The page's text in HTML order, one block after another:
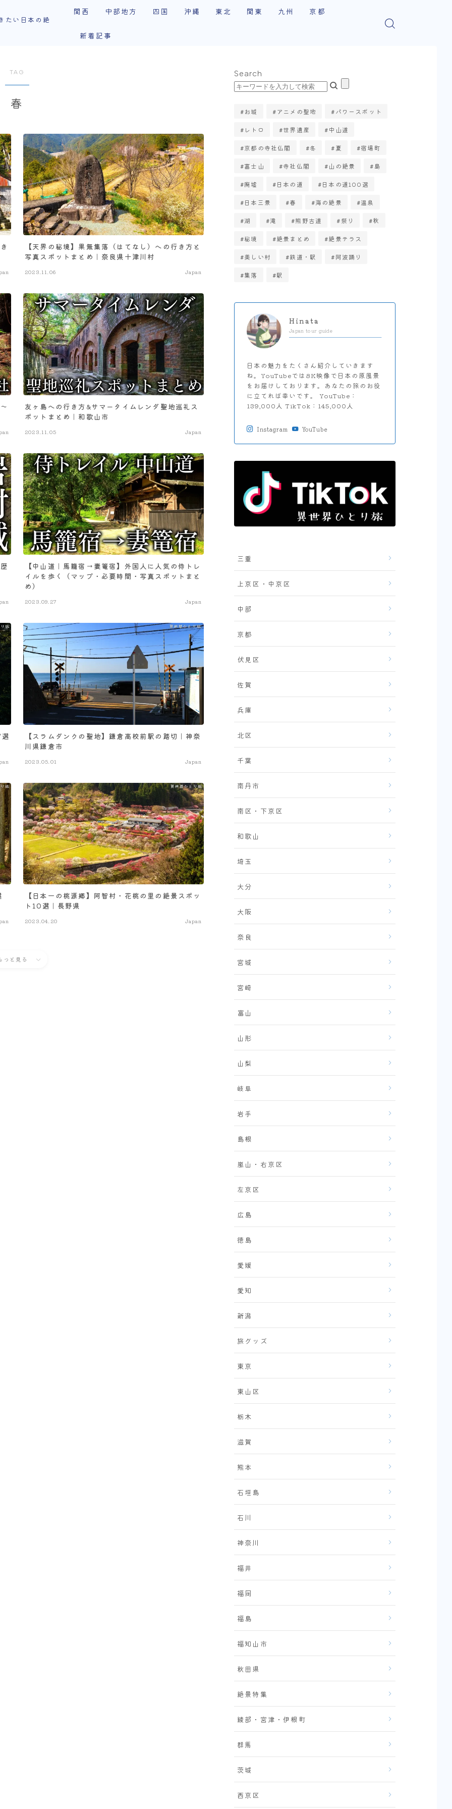
たい日本の絶
関西
奈良
中部地方
福井
山梨
富山
新潟
四国 沖縄 東北 関東
神奈川
東京
九州 京都
福知山市
綾部・宮津・伊根町
南区・下京区
新着記事
TAG
春
【天界の秘境】果無集落（はてなし）への行き方と
写真スポットまとめ｜奈良県十津川村
2023.11.06 Japan
友ヶ島への行き方&サマータイムレンダ聖地巡礼ス
ポットまとめ｜和歌山市
2023.11.05 Japan
【中山道｜馬籠宿→妻篭宿】外国人に人気の侍トレ
イルを歩く（マップ・必要時間・写真スポットまと
め）
2023.09.27 Japan
【スラムダンクの聖地】鎌倉高校前駅の踏切｜神奈
川県鎌倉市
2023.05.01 Japan
【日本一の桃源郷】阿智村・花桃の里の絶景スポッ
ト10選｜長野県
2023.04.20 Japan
っと見る
Search
お城 アニメの聖地 パワースポット
レトロ 世界遺産 中山道
京都の寺社仏閣 冬 夏 宿場町
富士山 寺社仏閣 山の絶景 島
廃墟 日本の道 日本の道100選
日本三景 春 海の絶景 温泉
湖 滝 熊野古道 祭り 秋
秘境 絶景まとめ 絶景テラス
美しい村 鉄道・駅 阿波踊り
集落 駅
Hinata
Japan tour guide
日本の魅力をたくさん紹介していきます
ね。YouTubeでは8K映像で日本の原風景
をお届けしております。あなたの旅のお役
に立てれば幸いです。 YouTube：
139,000人 TikTok：145,000人
Instagram YouTube
三重
上京区・中京区
中部
京都
伏見区
佐賀
兵庫
北区
千葉
南丹市
南区・下京区
和歌山
埼玉
大分
大阪
奈良
宮城
宮崎
富山
山形
山梨
岐阜
岩手
島根
嵐山・右京区
左京区
広島
徳島
愛媛
愛知
新潟
旅グッズ
東京
東山区
栃木
滋賀
熊本
石垣島
石川
神奈川
福井
福岡
福島
福知山市
秋田県
絶景特集
綾部・宮津・伊根町
群馬
茨城
西京区